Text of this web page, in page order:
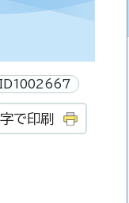
ID1002667
で印刷